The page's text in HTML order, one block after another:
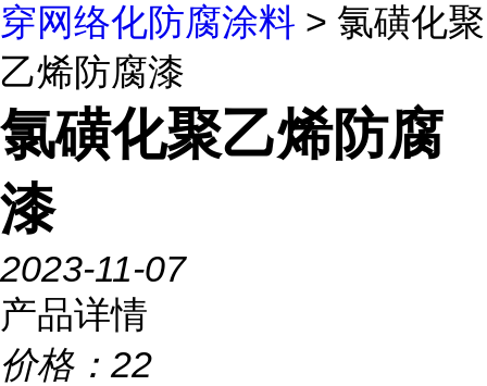
穿网络化防腐涂料 > 氯磺化聚
乙烯防腐漆
氯磺化聚乙烯防腐
漆
2023-11-07
产品详情
价格： 22